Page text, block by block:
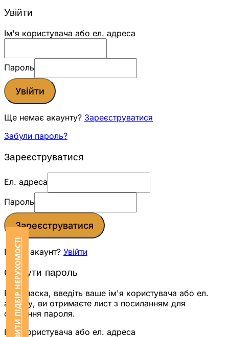
ЗАМОВИТИ ПІДБІР НЕРУХОМОСТІ
Увійти
Ім'я користувача або ел. адреса
Пароль
Увійти
Ще немає акаунту? Зареєструватися
Забули пароль?
Зареєструватися
Ел. адреса
Пароль
Зареєструватися
Вже є акаунт? Увійти
Скинути пароль
Будь ласка, введіть ваше ім'я користувача або ел.
адресу, ви отримаєте лист з посиланням для
скидання пароля.
Ім'я користувача або ел. адреса